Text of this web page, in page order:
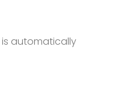
is automatically